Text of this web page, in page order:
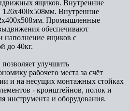
ящиков. Внутренние
Внутренние
Промышленные
обеспечивают
наполнение ящиков с
до 40кг.
улучшить
рабочего места за счёт
и на несущих монтажных стойках
- кронштейнов, полок и
инструмента и оборудования.